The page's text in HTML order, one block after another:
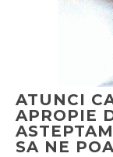
ATUNCI
APROPIE
SA NE